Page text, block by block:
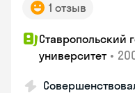
1 отзыв
Ставропольский
университет •